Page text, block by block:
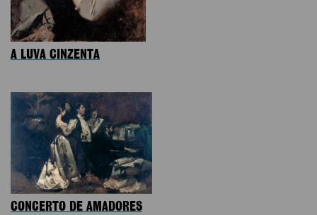
A LUVA CINZENTA
CONCERTO DE AMADORES